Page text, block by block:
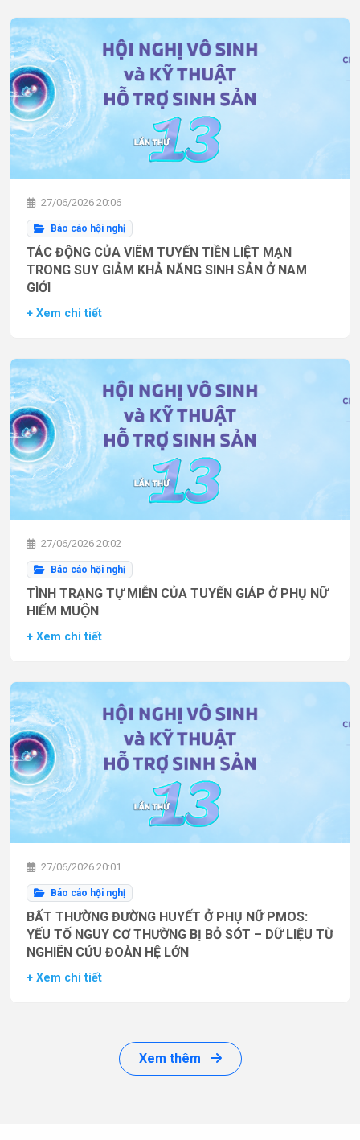
27/06/2026 20:06
Báo cáo hội nghị
TÁC ĐỘNG CỦA VIÊM TUYẾN TIỀN LIỆT MẠN
TRONG SUY GIẢM KHẢ NĂNG SINH SẢN Ở NAM
GIỚI
+ Xem chi tiết
27/06/2026 20:02
Báo cáo hội nghị
TÌNH TRẠNG TỰ MIỄN CỦA TUYẾN GIÁP Ở PHỤ NỮ
HIẾM MUỘN
+ Xem chi tiết
27/06/2026 20:01
Báo cáo hội nghị
BẤT THƯỜNG ĐƯỜNG HUYẾT Ở PHỤ NỮ PMOS:
YẾU TỐ NGUY CƠ THƯỜNG BỊ BỎ SÓT – DỮ LIỆU TỪ
NGHIÊN CỨU ĐOÀN HỆ LỚN
+ Xem chi tiết
Xem thêm